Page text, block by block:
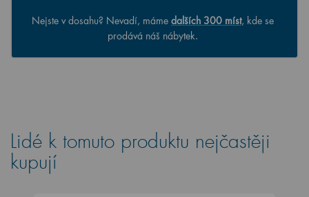
Nejste v dosahu? Nevadí, máme dalších 300 míst, kde se
prodává náš nábytek.
Lidé k tomuto produktu nejčastěji
kupují